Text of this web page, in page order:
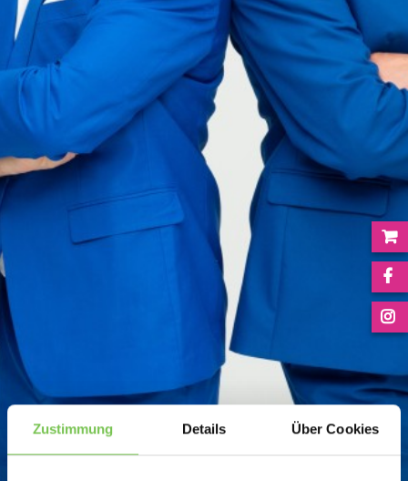
Zustimmung Details Über Cookies